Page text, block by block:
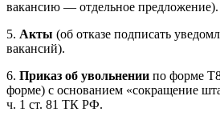
вакансию — отдельное предложение).
5. Акты (об отказе подписать
вакансий).
6. Приказ об увольнении по форме
форме) с основанием «сокращение
ч. 1 ст. 81 ТК РФ.